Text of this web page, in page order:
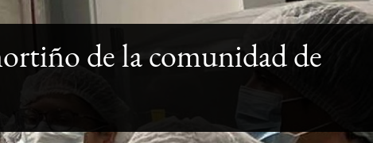
de la comunidad de